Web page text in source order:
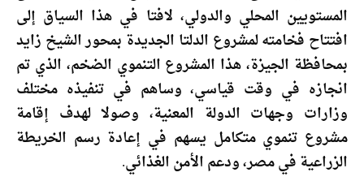
المستويين المحلي والدولي، لافتا في هذا السياق إلى
افتتاح فخامته لمشروع الدلتا الجديدة بمحور الشيخ زايد
بمحافظة الجيزة، هذا المشروع التنموي الضخم، الذي تم
انجازه في وقت قياسي، وساهم في تنفيذه مختلف
وزارات وجهات الدولة المعنية، وصولا لهدف إقامة
مشروع تنموي متكامل يسهم في إعادة رسم الخريطة
الزراعية في مصر، ودعم الأمن الغذائي.